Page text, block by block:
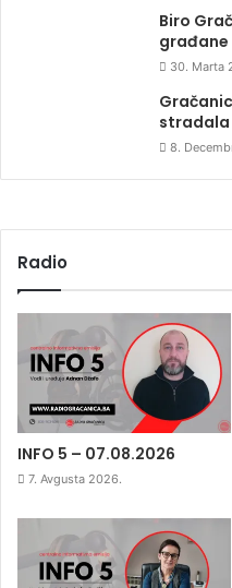
Biro
građane
30. Marta
stradala
8.
Radio
INFO 5 – 07.08.2026
7. Avgusta 2026.